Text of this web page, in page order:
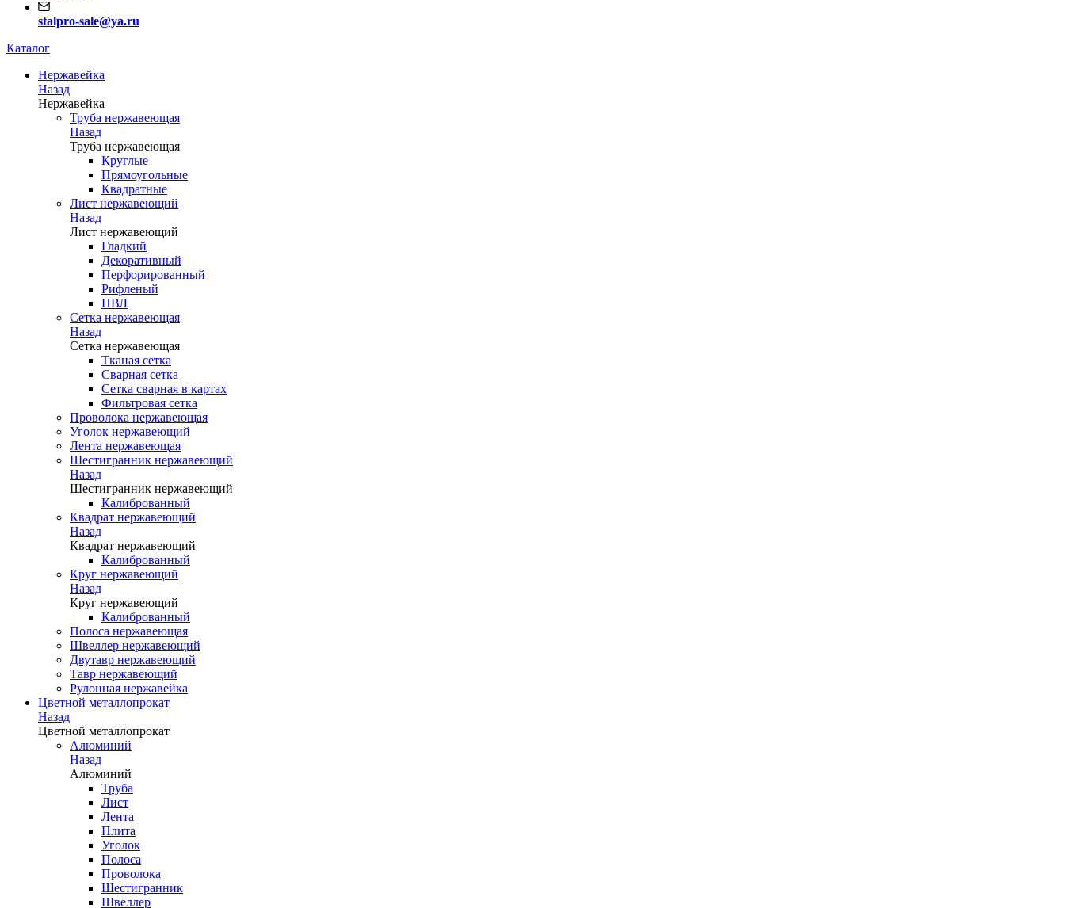
stalpro-sale@ya.ru
Каталог
Нержавейка
Назад
Нержавейка
Труба нержавеющая
Назад
Труба нержавеющая
Круглые
Прямоугольные
Квадратные
Лист нержавеющий
Назад
Лист нержавеющий
Гладкий
Декоративный
Перфорированный
Рифленый
ПВЛ
Сетка нержавеющая
Назад
Сетка нержавеющая
Тканая сетка
Сварная сетка
Сетка сварная в картах
Фильтровая сетка
Проволока нержавеющая
Уголок нержавеющий
Лента нержавеющая
Шестигранник нержавеющий
Назад
Шестигранник нержавеющий
Калиброванный
Квадрат нержавеющий
Назад
Квадрат нержавеющий
Калиброванный
Круг нержавеющий
Назад
Круг нержавеющий
Калиброванный
Полоса нержавеющая
Швеллер нержавеющий
Двутавр нержавеющий
Тавр нержавеющий
Рулонная нержавейка
Цветной металлопрокат
Назад
Цветной металлопрокат
Алюминий
Назад
Алюминий
Труба
Лист
Лента
Плита
Уголок
Полоса
Проволока
Шестигранник
Швеллер